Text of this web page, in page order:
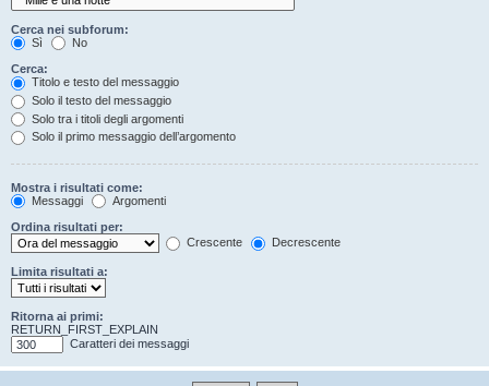
Cerca nei subforum:
Sì
No
Cerca:
Titolo e testo del messaggio
Solo il testo del messaggio
Solo tra i titoli degli argomenti
Solo il primo messaggio dell’argomento
Mostra i risultati come:
Messaggi
Argomenti
Ordina risultati per:
Crescente
Decrescente
Limita risultati a:
Ritorna ai primi:
RETURN_FIRST_EXPLAIN
Caratteri dei messaggi